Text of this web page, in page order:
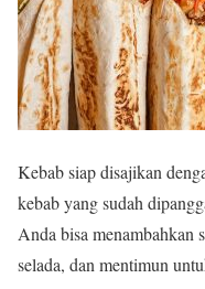
Kebab siap disajikan
kebab yang sudah
Anda bisa menambahkan
selada, dan mentimun